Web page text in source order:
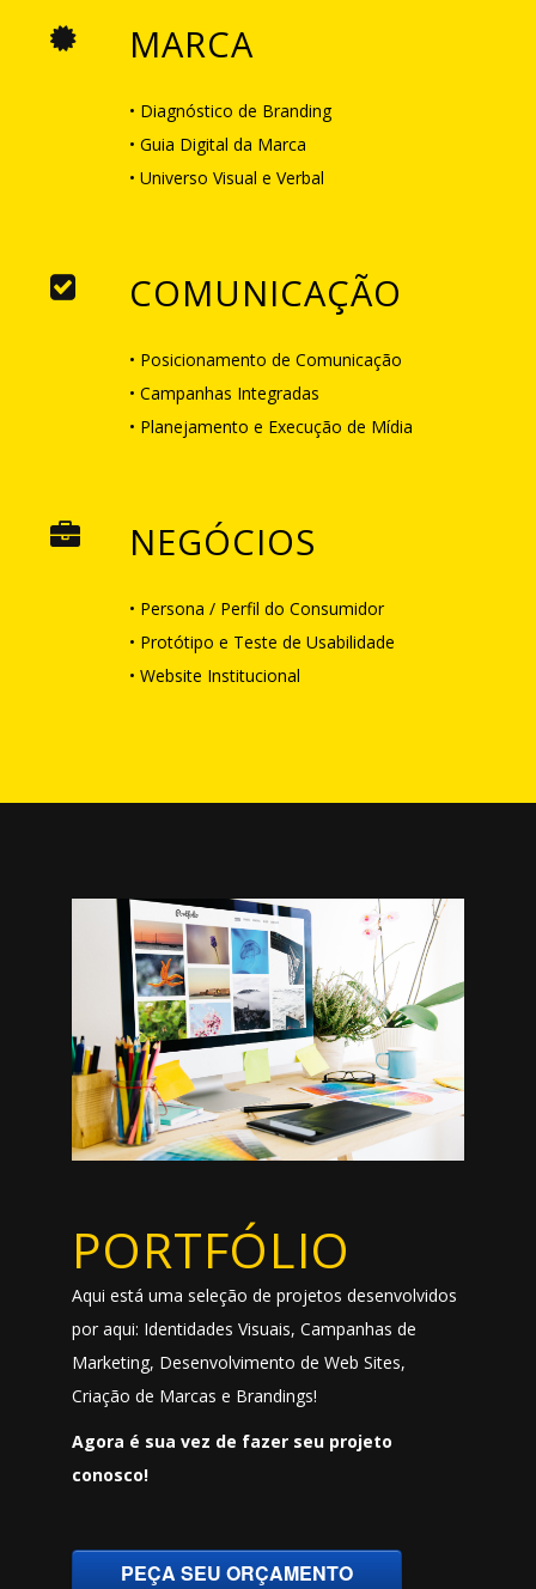
MARCA
• Diagnóstico de Branding
• Guia Digital da Marca
• Universo Visual e Verbal
COMUNICAÇÃO
• Posicionamento de Comunicação
• Campanhas Integradas
• Planejamento e Execução de Mídia
NEGÓCIOS
• Persona / Perfil do Consumidor
• Protótipo e Teste de Usabilidade
• Website Institucional
PORTFÓLIO
Aqui está uma seleção de projetos desenvolvidos
por aqui: Identidades Visuais, Campanhas de
Marketing, Desenvolvimento de Web Sites,
Criação de Marcas e Brandings!
Agora é sua vez de fazer seu projeto
conosco!
PEÇA SEU ORÇAMENTO